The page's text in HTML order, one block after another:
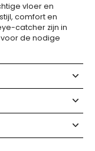
vloer en
comfort en
catcher zijn in
de nodige